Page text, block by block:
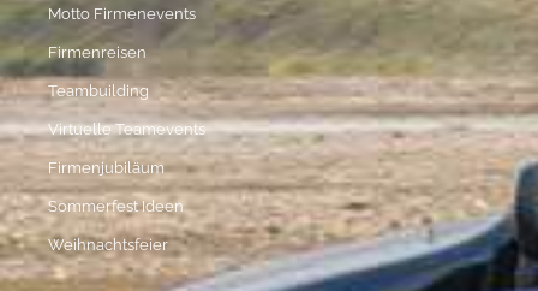
Motto Firmenevents
Firmenreisen
Teambuilding
Virtuelle Teamevents
Firmenjubiläum
Sommerfest Ideen
Weihnachtsfeier